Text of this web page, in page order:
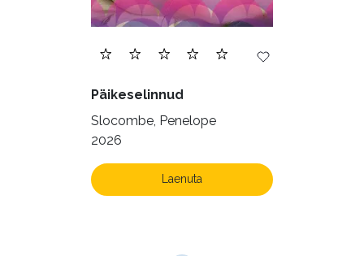
Päikeselinnud
Slocombe, Penelope
2026
Laenuta